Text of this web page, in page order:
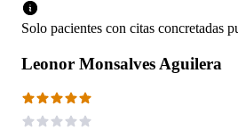
Solo pacientes con citas concretadas
Leonor Monsalves Aguilera